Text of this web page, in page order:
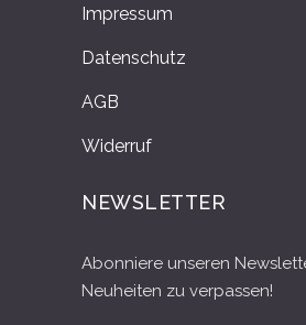
Impressum
Datenschutz
AGB
Widerruf
NEWSLETTER
Abonniere unseren
Neuheiten zu verpassen!